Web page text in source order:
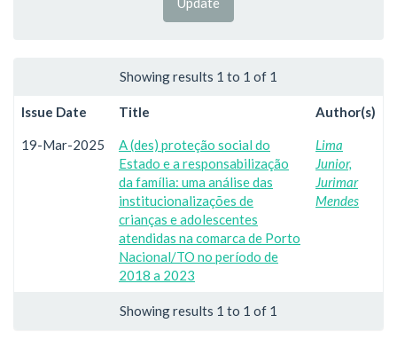
Showing results 1 to 1 of 1
Issue Date Title Author(s)
19-Mar-2025
A (des) proteção social do
Estado e a responsabilização
da família: uma análise das
institucionalizações de
crianças e adolescentes
atendidas na comarca de Porto
Nacional/TO no período de
2018 a 2023
Lima
Junior,
Jurimar
Mendes
Showing results 1 to 1 of 1